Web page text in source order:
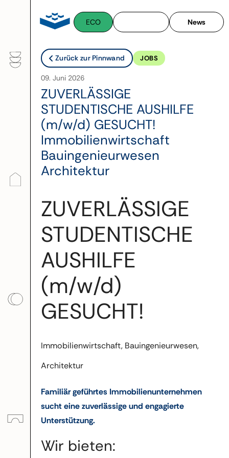
ECO News
Zurück zur Pinnwand JOBS
09. Juni 2026
ZUVERLÄSSIGE
STUDENTISCHE AUSHILFE
(m/w/d) GESUCHT!
Immobilienwirtschaft
Bauingenieurwesen
Architektur
ZUVERLÄSSIGE
STUDENTISCHE
AUSHILFE
(m/w/d)
GESUCHT!
Immobilienwirtschaft, Bauingenieurwesen,
Architektur
Familiär geführtes Immobilienunternehmen
sucht eine zuverlässige und engagierte
Unterstützung.
Wir bieten: